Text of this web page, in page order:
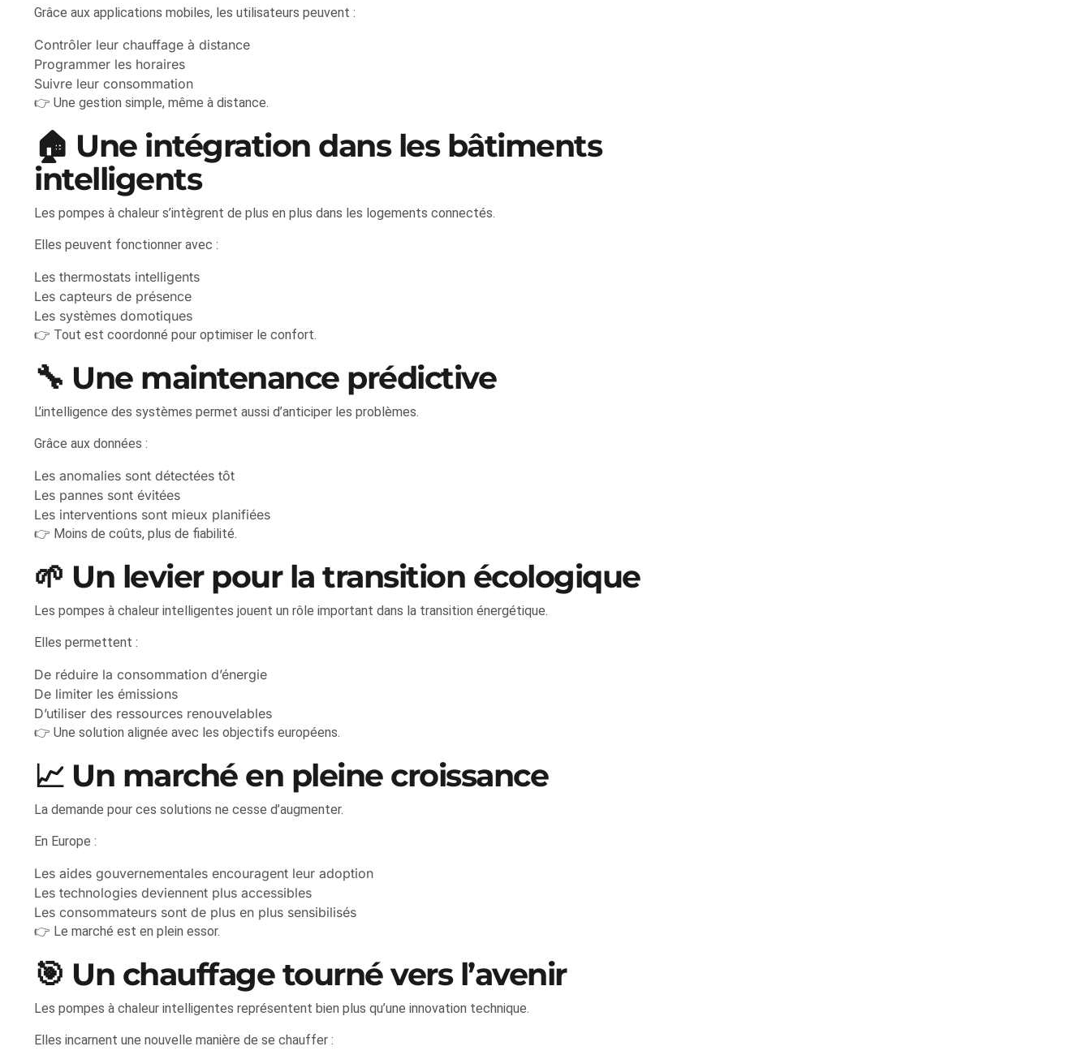
Grâce aux applications mobiles, les utilisateurs peuvent :
Contrôler leur chauffage à distance
Programmer les horaires
Suivre leur consommation
👉 Une gestion simple, même à distance.
🏠 Une intégration dans les bâtiments
intelligents
Les pompes à chaleur s’intègrent de plus en plus dans les logements connectés.
Elles peuvent fonctionner avec :
Les thermostats intelligents
Les capteurs de présence
Les systèmes domotiques
👉 Tout est coordonné pour optimiser le confort.
🔧 Une maintenance prédictive
L’intelligence des systèmes permet aussi d’anticiper les problèmes.
Grâce aux données :
Les anomalies sont détectées tôt
Les pannes sont évitées
Les interventions sont mieux planifiées
👉 Moins de coûts, plus de fiabilité.
🌱 Un levier pour la transition écologique
Les pompes à chaleur intelligentes jouent un rôle important dans la transition énergétique.
Elles permettent :
De réduire la consommation d’énergie
De limiter les émissions
D’utiliser des ressources renouvelables
👉 Une solution alignée avec les objectifs européens.
📈 Un marché en pleine croissance
La demande pour ces solutions ne cesse d’augmenter.
En Europe :
Les aides gouvernementales encouragent leur adoption
Les technologies deviennent plus accessibles
Les consommateurs sont de plus en plus sensibilisés
👉 Le marché est en plein essor.
🎯 Un chauffage tourné vers l’avenir
Les pompes à chaleur intelligentes représentent bien plus qu’une innovation technique.
Elles incarnent une nouvelle manière de se chauffer :